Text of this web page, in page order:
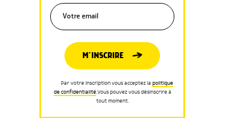
M’INSCRIRE
Par votre inscription vous acceptez la politique
de confidentialité.Vous pouvez vous désinscrire à
tout moment.